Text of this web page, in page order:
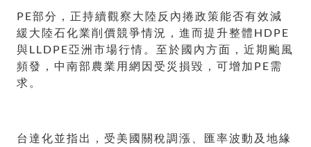
PE部分，正持續觀察大陸反內捲政策能否有效減
緩大陸石化業削價競爭情況，進而提升整體HDPE
與LLDPE亞洲市場行情。至於國內方面，近期颱風
頻發，中南部農業用網因受災損毀，可增加PE需
求。
台達化並指出，受美國關稅調漲、匯率波動及地緣